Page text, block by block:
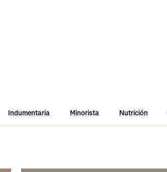
Indumentaria Minorista Nutrición